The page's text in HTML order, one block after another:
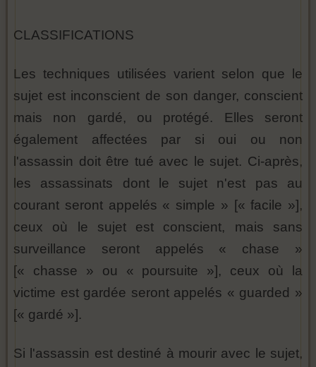
CLASSIFICATIONS
Les techniques utilisées varient selon que le
sujet est inconscient de son danger, conscient
mais non gardé, ou protégé. Elles seront
également affectées par si oui ou non
l'assassin doit être tué avec le sujet. Ci-après,
les assassinats dont le sujet n'est pas au
courant seront appelés « simple » [« facile »],
ceux où le sujet est conscient, mais sans
surveillance seront appelés « chase »
[« chasse » ou « poursuite »], ceux où la
victime est gardée seront appelés « guarded »
[« gardé »].
Si l'assassin est destiné à mourir avec le sujet,